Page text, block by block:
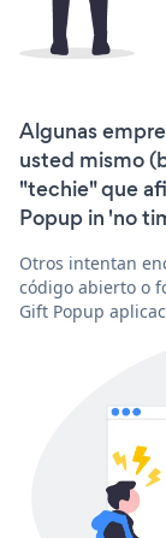
Algunas
usted mismo
"techie" que
Popup in 'no
Otros intentan
código abierto o
Gift Popup